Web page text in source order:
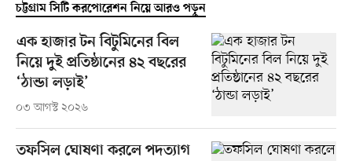
চট্টগ্রাম সিটি করপোরেশন নিয়ে আরও পড়ুন
এক হাজার টন বিটুমিনের বিল
নিয়ে দুই প্রতিষ্ঠানের ৪২ বছরের
‘ঠান্ডা লড়াই’
০৩ আগস্ট ২০২৬
তফসিল ঘোষণা করলে পদত্যাগ